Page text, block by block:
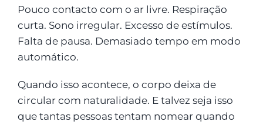
Pouco contacto com o ar livre. Respiração
curta. Sono irregular. Excesso de estímulos.
Falta de pausa. Demasiado tempo em modo
automático.
Quando isso acontece, o corpo deixa de
circular com naturalidade. E talvez seja isso
que tantas pessoas tentam nomear quando